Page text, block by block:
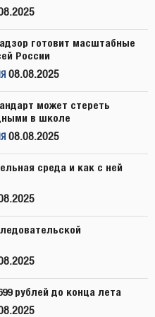
готовит масштабные
России
08.08.2025
может стереть
в школе
08.08.2025
среда и как с ней
рублей до конца лета